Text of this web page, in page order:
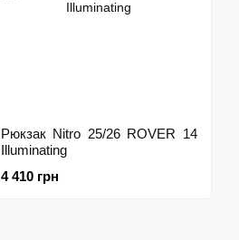
Рюкзак Nitro 25/26 ROVER 14
Illuminating
4 410 грн